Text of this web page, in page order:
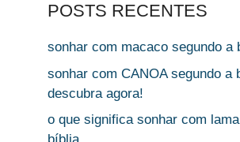
POSTS RECENTES
sonhar com macaco segundo a
sonhar com CANOA segundo a
descubra agora!
o que significa sonhar com